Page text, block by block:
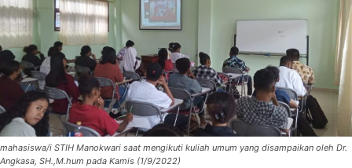
mahasiswa/i STIH Manokwari saat mengikuti kuliah umum yang disampaikan oleh Dr.
Angkasa, SH.,M.hum pada Kamis (1/9/2022)